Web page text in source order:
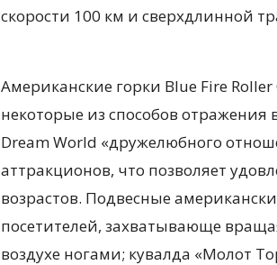
скорости 100 км и сверхдлинной
Американские горки Blue Fire
некоторые из способов
Dream World «дружелюбного
аттракционов, что позволяет
возрастов. Подвесные
посетителей, захватывающе
воздухе ногами; кувалда «Молот